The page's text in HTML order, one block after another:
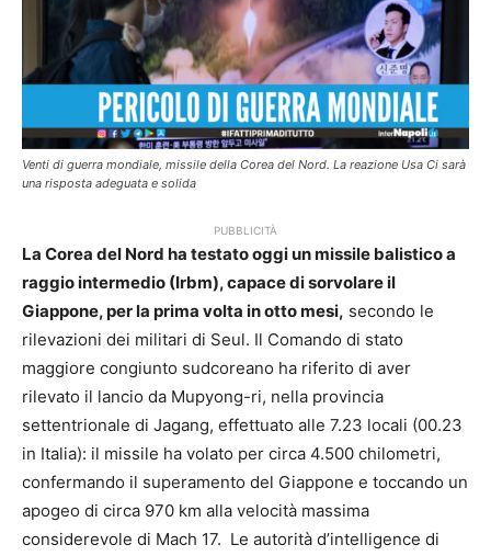
Venti di guerra mondiale, missile della Corea del Nord. La reazione Usa Ci sarà
una risposta adeguata e solida
PUBBLICITÀ
La Corea del Nord ha testato oggi un missile balistico a
raggio intermedio (Irbm), capace di sorvolare il
Giappone, per la prima volta in otto mesi, secondo le
rilevazioni dei militari di Seul. Il Comando di stato
maggiore congiunto sudcoreano ha riferito di aver
rilevato il lancio da Mupyong-ri, nella provincia
settentrionale di Jagang, effettuato alle 7.23 locali (00.23
in Italia): il missile ha volato per circa 4.500 chilometri,
confermando il superamento del Giappone e toccando un
apogeo di circa 970 km alla velocità massima
considerevole di Mach 17. Le autorità d’intelligence di